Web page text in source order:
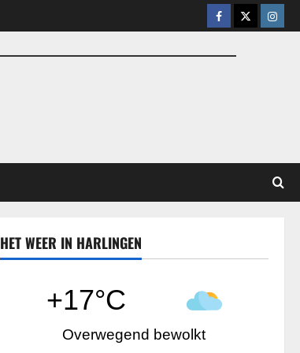
Facebook
X
HET WEER IN HARLINGEN
+17°C
Overwegend bewolkt